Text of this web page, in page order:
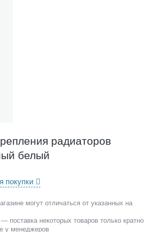
радиаторов
белый
покупки
могут отличаться от указанных на
поставка некоторых товаров только кратно
у менеджеров